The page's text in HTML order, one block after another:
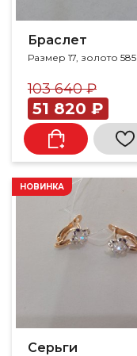
Браслет
Размер 17, золото 585
103 640 ₽
51 820 ₽
Серьги
НОВИНКА